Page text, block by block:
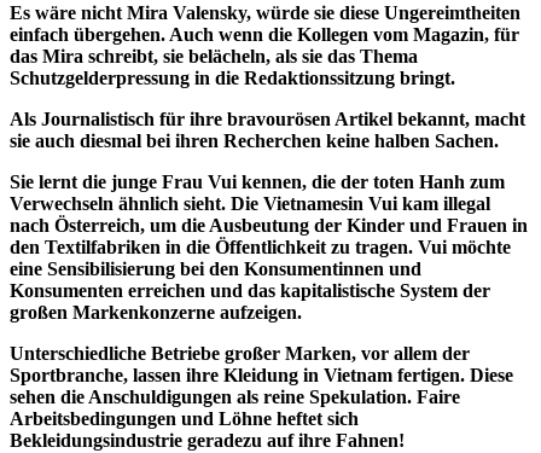
Es wäre nicht Mira Valensky, würde sie diese Ungereimtheiten
einfach übergehen. Auch wenn die Kollegen vom Magazin, für
das Mira schreibt, sie belächeln, als sie das Thema
Schutzgelderpressung in die Redaktionssitzung bringt.
Als Journalistisch für ihre bravourösen Artikel bekannt, macht
sie auch diesmal bei ihren Recherchen keine halben Sachen.
Sie lernt die junge Frau Vui kennen, die der toten Hanh zum
Verwechseln ähnlich sieht. Die Vietnamesin Vui kam illegal
nach Österreich, um die Ausbeutung der Kinder und Frauen in
den Textilfabriken in die Öffentlichkeit zu tragen. Vui möchte
eine Sensibilisierung bei den Konsumentinnen und
Konsumenten erreichen und das kapitalistische System der
großen Markenkonzerne aufzeigen.
Unterschiedliche Betriebe großer Marken, vor allem der
Sportbranche, lassen ihre Kleidung in Vietnam fertigen. Diese
sehen die Anschuldigungen als reine Spekulation. Faire
Arbeitsbedingungen und Löhne heftet sich
Bekleidungsindustrie geradezu auf ihre Fahnen!